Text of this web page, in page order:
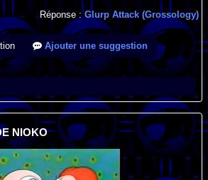
Réponse :Glurp Attack (Grossology)
Ajouter une suggestion
NIOKO